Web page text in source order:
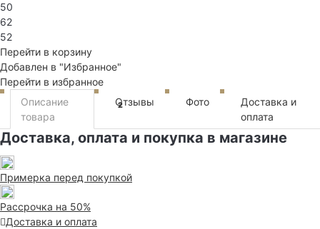
50
62
52
Перейти в корзину
Добавлен в "Избранное"
Перейти в избранное
Описание
товара
Отзывы
2 Фото
Доставка и
оплата
Доставка, оплата и покупка в магазине
Примерка перед покупкой
Рассрочка на 50%
Доставка и оплата